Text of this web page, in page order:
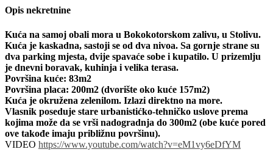
Opis nekretnine
Kuća na samoj obali mora u Bokokotorskom zalivu, u Stolivu.
Kuća je kaskadna, sastoji se od dva nivoa. Sa gornje strane su
dva parking mjesta, dvije spavaće sobe i kupatilo. U prizemlju
je dnevni boravak, kuhinja i velika terasa.
Površina kuće: 83m2
Površina placa: 200m2 (dvorište oko kuće 157m2)
Kuća je okružena zelenilom. Izlazi direktno na more.
Vlasnik poseduje stare urbanistićko-tehničko uslove prema
kojima može da se vrši nadogradnja do 300m2 (obe kuće pored
ove takođe imaju približnu površinu).
VIDEO https://www.youtube.com/watch?v=eM1vy6eDfYM